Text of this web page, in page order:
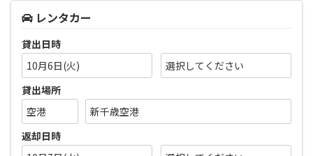
レンタカー
貸出日時
10月6日(火)
貸出場所
返却日時